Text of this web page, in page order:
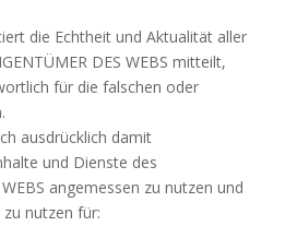
die Echtheit und Aktualität aller
DES WEBS mitteilt,
für die falschen oder
ausdrücklich damit
und Dienste des
WEBS angemessen zu nutzen und
nutzen für: